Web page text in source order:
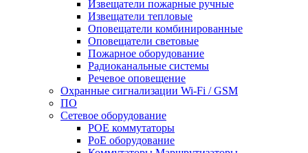
Извещатели пожарные ручные
Извещатели тепловые
Оповещатели комбинированные
Оповещатели световые
Пожарное оборудование
Радиоканальные системы
Речевое оповещение
Охранные сигнализации Wi-Fi / GSM
ПО
Сетевое оборудование
POE коммутаторы
PoE оборудование